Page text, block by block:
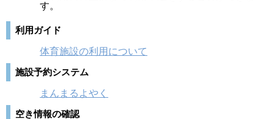
す。
利用ガイド
体育施設の利用について
施設予約システム
まんまるよやく
空き情報の確認